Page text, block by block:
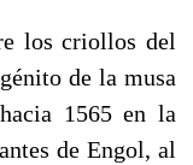
los criollos del
de la musa
1565 en la
de Engol, al